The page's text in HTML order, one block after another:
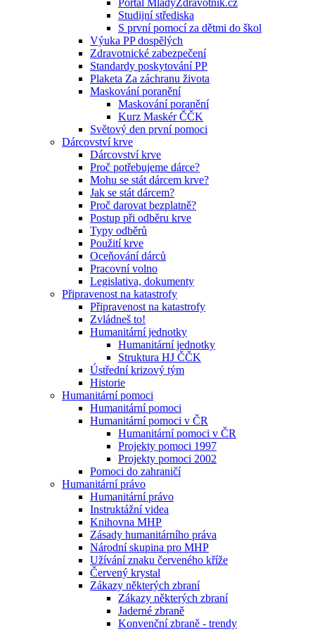
Portál MladyZdravotnik.cz
Studijní střediska
S první pomocí za dětmi do škol
Výuka PP dospělých
Zdravotnické zabezpečení
Standardy poskytování PP
Plaketa Za záchranu života
Maskování poranění
Maskování poranění
Kurz Maskér ČČK
Světový den první pomoci
Dárcovství krve
Dárcovství krve
Proč potřebujeme dárce?
Mohu se stát dárcem krve?
Jak se stát dárcem?
Proč darovat bezplatně?
Postup při odběru krve
Typy odběrů
Použití krve
Oceňování dárců
Pracovní volno
Legislativa, dokumenty
Připravenost na katastrofy
Připravenost na katastrofy
Zvládneš to!
Humanitární jednotky
Humanitární jednotky
Struktura HJ ČČK
Ústřední krizový tým
Historie
Humanitární pomoci
Humanitární pomoci
Humanitární pomoci v ČR
Humanitární pomoci v ČR
Projekty pomoci 1997
Projekty pomoci 2002
Pomoci do zahraničí
Humanitární právo
Humanitární právo
Instruktážní videa
Knihovna MHP
Zásady humanitárního práva
Národní skupina pro MHP
Užívání znaku červeného kříže
Červený krystal
Zákazy některých zbraní
Zákazy některých zbraní
Jaderné zbraně
Konvenční zbraně - trendy